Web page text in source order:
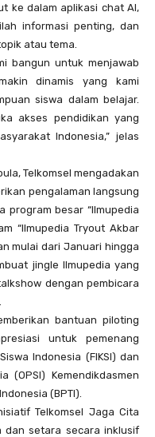
ke dalam aplikasi chat AI,
informasi penting, dan
atau tema.
bangun untuk menjawab
dinamis yang kami
siswa dalam belajar.
akses pendidikan yang
Indonesia,” jelas
Telkomsel mengadakan
pengalaman langsung
program besar “Ilmupedia
“Ilmupedia Tryout Akbar
mulai dari Januari hingga
jingle Ilmupedia yang
dengan pembicara
bantuan piloting
untuk pemenang
Indonesia (FIKSI) dan
(OPSI) Kemendikdasmen
(BPTI).
Telkomsel Jaga Cita
dan setara secara inklusif